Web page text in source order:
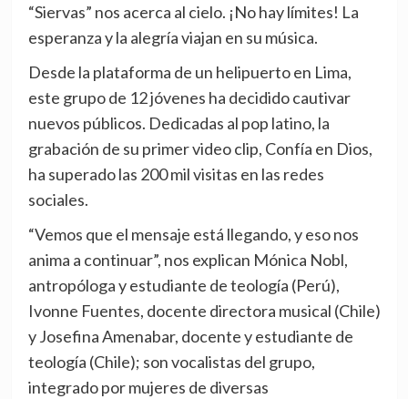
“Siervas” nos acerca al cielo. ¡No hay límites! La
esperanza y la alegría viajan en su música.
Desde la plataforma de un helipuerto en Lima,
este grupo de 12 jóvenes ha decidido cautivar
nuevos públicos. Dedicadas al pop latino, la
grabación de su primer video clip, Confía en Dios,
ha superado las 200 mil visitas en las redes
sociales.
“Vemos que el mensaje está llegando, y eso nos
anima a continuar”, nos explican Mónica Nobl,
antropóloga y estudiante de teología (Perú),
Ivonne Fuentes, docente directora musical (Chile)
y Josefina Amenabar, docente y estudiante de
teología (Chile); son vocalistas del grupo,
integrado por mujeres de diversas